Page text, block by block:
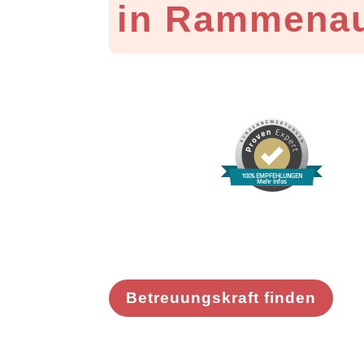
in
100% EMPFEHLUNGEN
Mehr Infos
Betreuungskraft finden